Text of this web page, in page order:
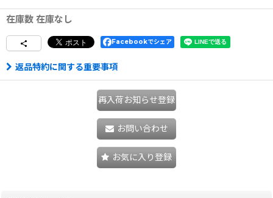
在庫数 在庫なし
Facebookでシェア
返品特約に関する重要事項
再入荷お知らせ登録
お問い合わせ
お気に入り登録